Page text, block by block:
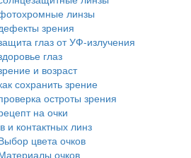
линзы
зрения
глаз от УФ-излучения
глаз
и возраст
сохранить зрение
остроты зрения
на очки
и контактных линз
цвета очков
очков